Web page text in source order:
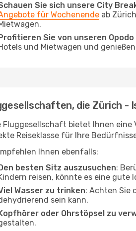
Sie sich unsere City
für Wochenende ab
Sie von unseren
und Mietwagen und
die Zürich -
Fluggesellschaft bietet Ihnen eine
Reiseklasse für Ihre
Ihnen ebenfalls:
besten Sitz auszusuchen:
reisen, könnte es eine gute
Wasser zu trinken: Achten Sie
sein kann.
oder Ohrstöpsel zu